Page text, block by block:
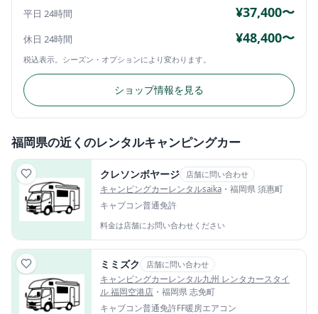
平日 24時間 ¥37,400〜
休日 24時間 ¥48,400〜
税込表示。シーズン・オプションにより変わります。
ショップ情報を見る
福岡県の近くのレンタルキャンピングカー
クレソンボヤージ 店舗に問い合わせ
キャンピングカーレンタルsaika ・福岡県 須惠町
キャブコン普通免許
料金は店舗にお問い合わせください
ミミズク 店舗に問い合わせ
キャンピングカーレンタル九州 レンタカースタイ
ル 福岡空港店 ・福岡県 志免町
キャブコン普通免許FF暖房エアコン